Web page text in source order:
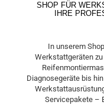
SHOP FÜR
IHRE
In unserem
Werkstattgeräten
Diagnosegeräte bis
Servicepakete –